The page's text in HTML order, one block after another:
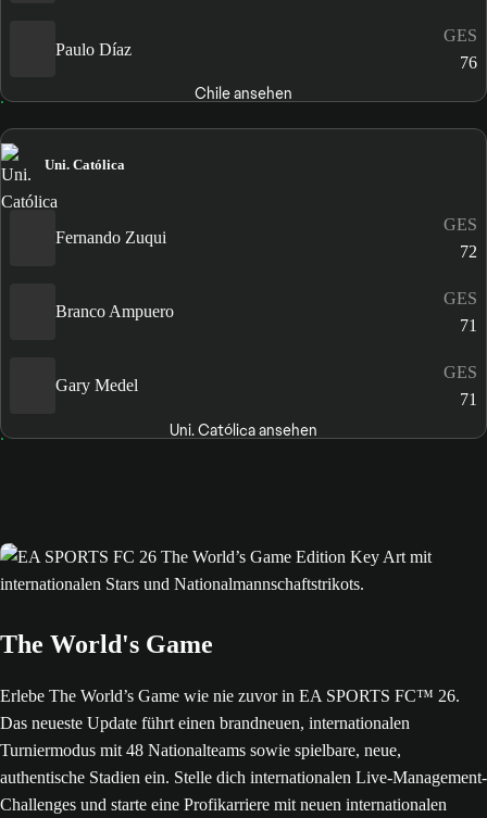
Paulo Díaz
GES
76
Chile ansehen
Uni. Católica
Fernando Zuqui
GES
72
Branco Ampuero
GES
71
Gary Medel
GES
71
Uni. Católica ansehen
The World's Game
Erlebe The World’s Game wie nie zuvor in EA SPORTS FC™ 26.
Das neueste Update führt einen brandneuen, internationalen
Turniermodus mit 48 Nationalteams sowie spielbare, neue,
authentische Stadien ein. Stelle dich internationalen Live-Management-
Challenges und starte eine Profikarriere mit neuen internationalen